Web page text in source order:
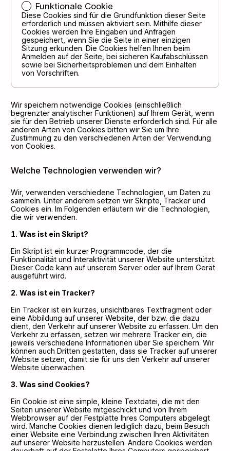
Funktionale Cookie
Diese Cookies sind für die Grundfunktion dieser Seite
erforderlich und müssen aktiviert sein. Mithilfe dieser
Cookies werden Ihre Eingaben und Anfragen
gespeichert, wenn Sie die Seite in einer einzigen
Sitzung erkunden. Die Cookies helfen Ihnen beim
Anmelden auf der Seite, bei sicheren Kaufabschlüssen
sowie bei Sicherheitsproblemen und dem Einhalten
von Vorschriften.
Wir speichern notwendige Cookies (einschließlich
begrenzter analytischer Funktionen) auf Ihrem Gerät, wenn
sie für den Betrieb unserer Dienste erforderlich sind. Für alle
anderen Arten von Cookies bitten wir Sie um Ihre
Zustimmung zu den verschiedenen Arten der Verwendung
von Cookies.
Welche Technologien verwenden wir?
Wir, verwenden verschiedene Technologien, um Daten zu
sammeln. Unter anderem setzen wir Skripte, Tracker und
Cookies ein. Im Folgenden erläutern wir die Technologien,
die wir verwenden.
Was ist ein Skript?
Ein Skript ist ein kurzer Programmcode, der die
Funktionalität und Interaktivität unserer Website unterstützt.
Dieser Code kann auf unserem Server oder auf Ihrem Gerät
ausgeführt wird.
Was ist ein Tracker?
Ein Tracker ist ein kurzes, unsichtbares Textfragment oder
eine Abbildung auf unserer Website, der bzw. die dazu
dient, den Verkehr auf unserer Website zu erfassen. Um den
Verkehr zu erfassen, setzen wir mehrere Tracker ein, die
jeweils verschiedene Informationen über Sie speichern. Wir
können auch Dritten gestatten, dass sie Tracker auf unserer
Website setzen, damit sie für uns den Verkehr auf unserer
Website überwachen.
Was sind Cookies?
Ein Cookie ist eine simple, kleine Textdatei, die mit den
Seiten unserer Website mitgeschickt und von Ihrem
Webbrowser auf der Festplatte Ihres Computers abgelegt
wird. Manche Cookies dienen lediglich dazu, beim Besuch
einer Website eine Verbindung zwischen Ihren Aktivitäten
auf unserer Website herzustellen. Andere Cookies werden